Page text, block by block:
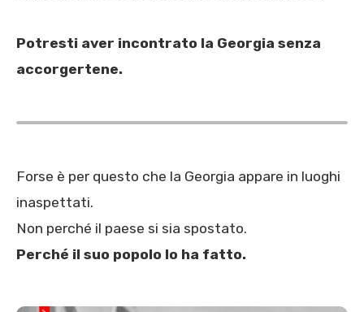
Potresti aver incontrato la Georgia senza
accorgertene.
Forse è per questo che la Georgia appare in luoghi
inaspettati.
Non perché il paese si sia spostato.
Perché il suo popolo lo ha fatto.